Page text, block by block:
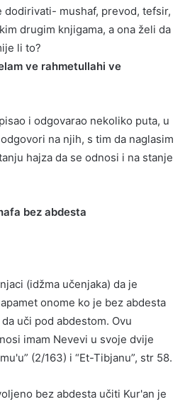
dodirivati- mushaf, prevod, tefsir,
drugim knjigama, a ona želi da
li to?
ve rahmetullahi ve
i odgovarao nekoliko puta, u
na njih, s tim da naglasim
hajza da se odnosi i na stanje
bez abdesta
(idžma učenjaka) da je
onome ko je bez abdesta
uči pod abdestom. Ovu
imam Nevevi u svoje dvije
(2/163) i “Et-Tibjanu”, str 58.
bez abdesta učiti Kur'an je